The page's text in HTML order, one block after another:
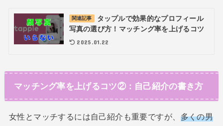
関連記事
タップルで効果的なプロフィール
写真の選び方！マッチング率を上げるコツ
2025.01.22
マッチング率を上げるコツ②：自己紹介の書き方
女性とマッチするには自己紹介も重要ですが、 多くの男